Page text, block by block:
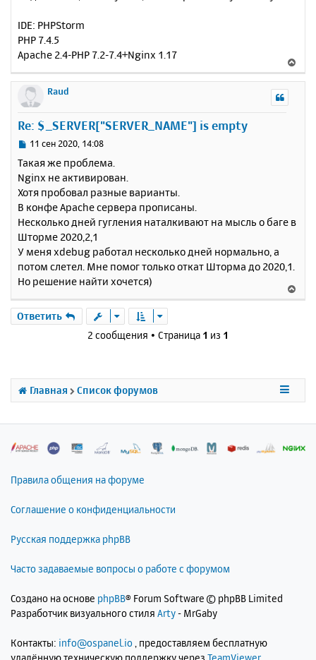
IDE: PHPStorm
PHP 7.4.5
Apache 2.4-PHP 7.2-7.4+Nginx 1.17
е
Raud
Re: $_SERVER["SERVER_NAME"] is empty
С
о
б
щ
е
н
е
11 сен 2020, 14:08
Такая же проблема.
Nginx не активирован.
Хотя пробовал разные варианты.
В конфе Apache сервера прописаны.
Несколько дней гугления наталкивают на мысль о баге в
Шторме 2020,2,1
У меня xdebug работал несколько дней нормально, а
потом слетел. Мне помог только откат Шторма до 2020,1.
Но решение найти хочется)
е
с
н
ч
Ответить
2 сообщения • Страница 1 из 1
Главная Список форумов
Правила общения на форуме
Соглашение о конфиденциальности
Русская поддержка phpBB
Часто задаваемые вопросы о работе с форумом
Создано на основе phpBB® Forum Software © phpBB Limited
Разработчик визуального стиля Arty- MrGaby
Контакты: info@ospanel.io , предоставляем бесплатную